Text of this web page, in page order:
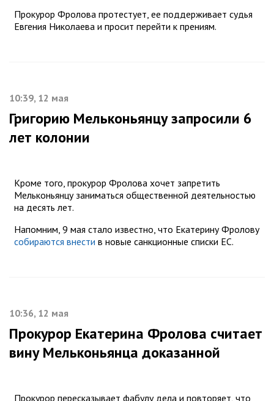
Прокурор Фролова протестует, ее поддерживает судья
Евгения Николаева и просит перейти к прениям.
10:39, 12 мая
Григорию Мельконьянцу запросили 6
лет колонии
Кроме того, прокурор Фролова хочет запретить
Мельконьянцу заниматься общественной деятельностью
на десять лет.
Напомним, 9 мая стало известно, что Екатерину Фролову
собираются внести в новые санкционные списки ЕС.
10:36, 12 мая
Прокурор Екатерина Фролова считает
вину Мельконьянца доказанной
Прокурор пересказывает фабулу дела и повторяет, что